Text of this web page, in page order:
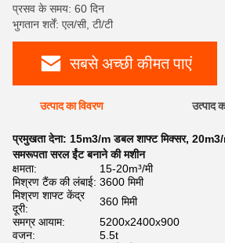
प्रसव के समय: 60 दिन
भुगतान शर्तें: एल/सी, टी/टी
सबसे अच्छी कीमत पाएं
उत्पाद का विवरण उत्पाद
प्रमुखता देना: 15m3/m डबल शाफ्ट मिक्सर, 20m3/
समरूपता सरल ईंट बनाने की मशीन
क्षमता:
15-20m³/मी
मिश्रण टैंक की लंबाई: 3600 मिमी
मिश्रण शाफ्ट केंद्र
दूरी:
360 मिमी
समग्र आयाम:
5200x2400x900
वजन:
5.5t